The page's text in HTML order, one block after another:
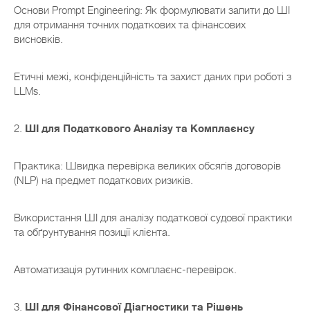
Основи Prompt Engineering: Як формулювати запити до ШІ
для отримання точних податкових та фінансових
висновків.
Етичні межі, конфіденційність та захист даних при роботі з
LLMs.
2. ШІ для Податкового Аналізу та Комплаєнсу
Практика: Швидка перевірка великих обсягів договорів
(NLP) на предмет податкових ризиків.
Використання ШІ для аналізу податкової судової практики
та обґрунтування позиції клієнта.
Автоматизація рутинних комплаєнс-перевірок.
3. ШІ для Фінансової Діагностики та Рішень